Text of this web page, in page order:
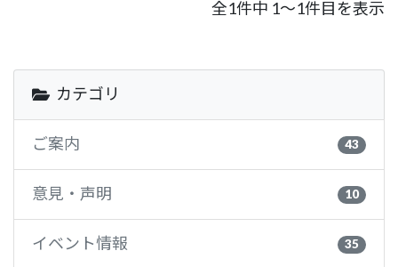
全1件中 1～1件目を表示
カテゴリ
ご案内 43
意見・声明 10
イベント情報 35